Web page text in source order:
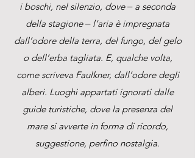
i boschi, nel silenzio, dove ‒ a seconda
della stagione ‒ l’aria è impregnata
dall’odore della terra, del fungo, del gelo
o dell’erba tagliata. E, qualche volta,
come scriveva Faulkner, dall’odore degli
alberi. Luoghi appartati ignorati dalle
guide turistiche, dove la presenza del
mare si avverte in forma di ricordo,
suggestione, perfino nostalgia.